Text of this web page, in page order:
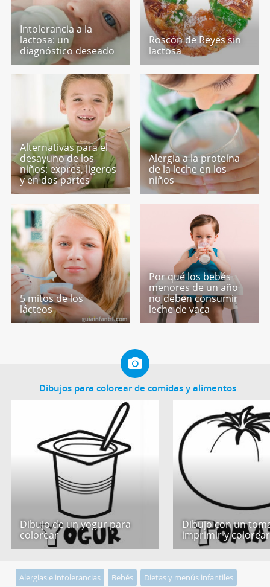
Intolerancia a la
lactosa: un
diagnóstico deseado
Roscón de Reyes sin
lactosa
Alternativas para el
desayuno de los
niños: expres, ligeros
y en dos partes
Alergia a la proteína
de la leche en los
niños
5 mitos de los
lácteos
Por qué los bebés
menores de un año
no deben consumir
leche de vaca
Dibujos para colorear de comidas y alimentos
Dibujo de un yogur para
colorear
Dibujo con un
imprimir y colorear
Alergias e intolerancias Bebés Dietas y menús infantiles